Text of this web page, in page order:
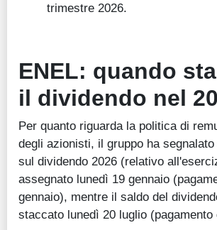
trimestre 2026.
ENEL: quando
il dividendo nel
Per quanto riguarda la politica di
degli azionisti, il gruppo ha
sul dividendo 2026 (relativo
assegnato lunedì 19 gennaio
gennaio), mentre il saldo del
staccato lunedì 20 luglio (pagamento